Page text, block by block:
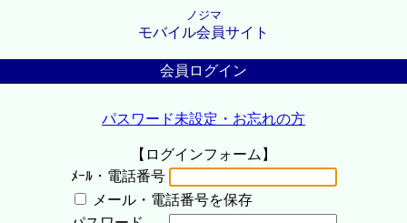
ノジマ
モバイル会員サイト
会員ログイン
パスワード未設定・お忘れの方
【ログインフォーム】
ﾒｰﾙ・電話番号
メール・電話番号を保存